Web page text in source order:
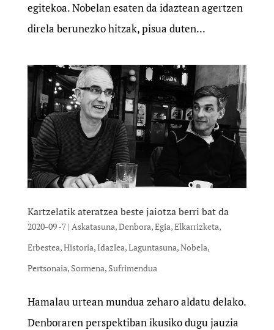
egitekoa. Nobelan esaten da idaztean agertzen
direla berunezko hitzak, pisua duten...
Kartzelatik ateratzea beste jaiotza berri bat da
2020-09 -7| Askatasuna,Denbora,Egia,Elkarrizketa,
Erbestea,Historia,Idazlea,Laguntasuna,Nobela,
Pertsonaia, Sormena, Sufrimendua
Hamalau urtean mundua zeharo aldatu delako.
Denboraren perspektiban ikusiko dugu jauzia